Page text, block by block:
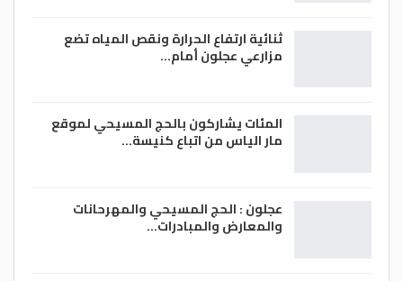
ثنائية ارتفاع الحرارة ونقص المياه تضع
مزارعي عجلون أمام…
المئات يشاركون بالحج المسيحي لموقع
مار الياس من اتباع كنيسة…
عجلون : الحج المسيحي والمهرحانات
والمعارض والمبادرات…